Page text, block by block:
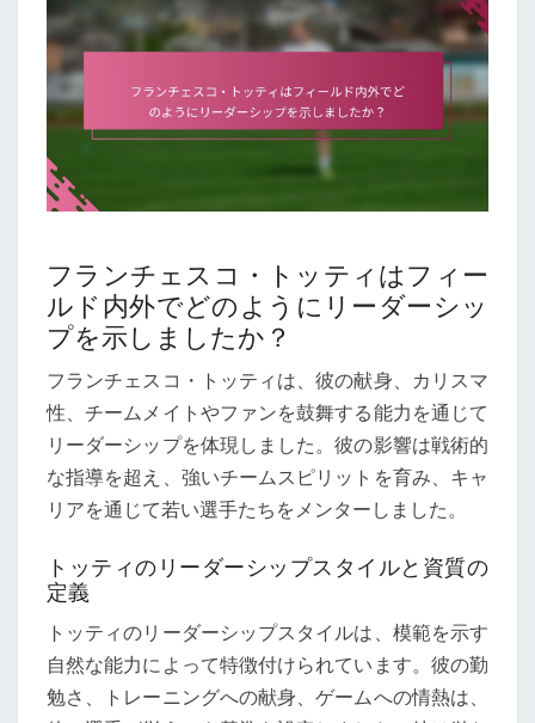
フランチェスコ・トッティはフィー
ルド内外でどのようにリーダーシッ
プを示しましたか？
フランチェスコ・トッティは、彼の献身、カリスマ
性、チームメイトやファンを鼓舞する能力を通じて
リーダーシップを体現しました。彼の影響は戦術的
な指導を超え、強いチームスピリットを育み、キャ
リアを通じて若い選手たちをメンターしました。
トッティのリーダーシップスタイルと資質の
定義
トッティのリーダーシップスタイルは、模範を示す
自然な能力によって特徴付けられています。彼の勤
勉さ、トレーニングへの献身、ゲームへの情熱は、